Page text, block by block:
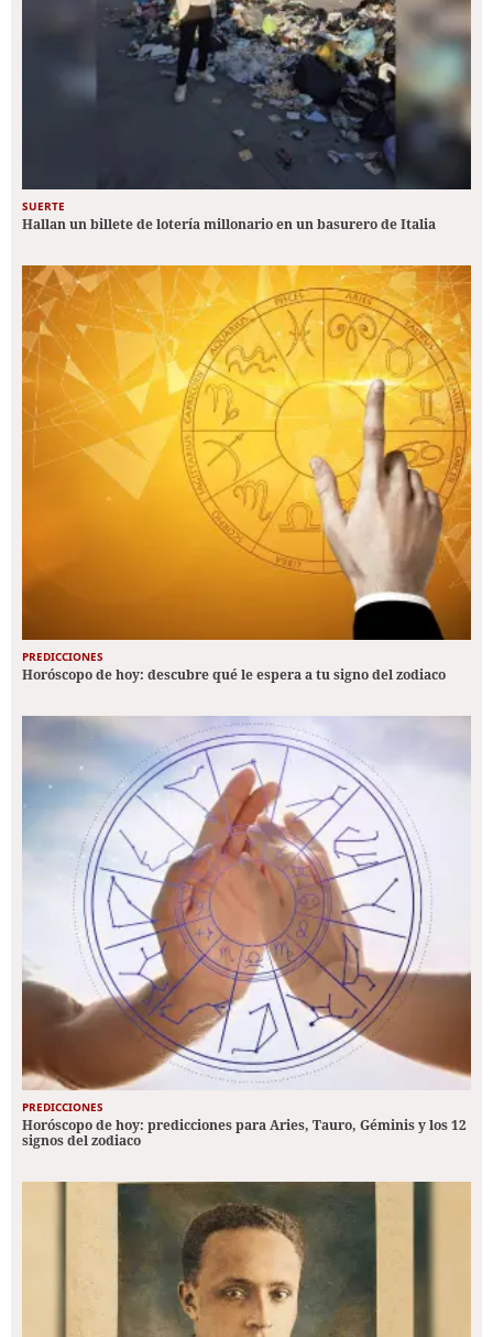
SUERTE
Hallan un billete de lotería millonario en un basurero de Italia
PREDICCIONES
Horóscopo de hoy: descubre qué le espera a tu signo del zodiaco
PREDICCIONES
Horóscopo de hoy: predicciones para Aries, Tauro, Géminis y los 12
signos del zodiaco